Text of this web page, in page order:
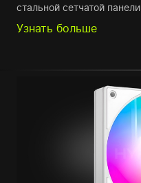
стальной сетчатой панели.
Узнать больше